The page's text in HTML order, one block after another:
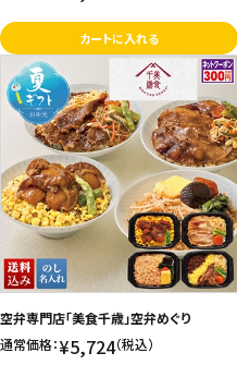
カートに入れる
空弁専門店「美食千歳」空弁めぐり
通常価格：¥5,724（税込）